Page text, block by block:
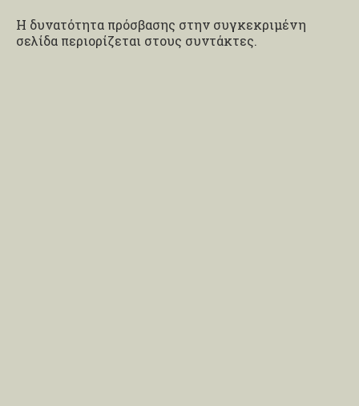
Η δυνατότητα πρόσβασης στην συγκεκριμένη
σελίδα περιορίζεται στους συντάκτες.